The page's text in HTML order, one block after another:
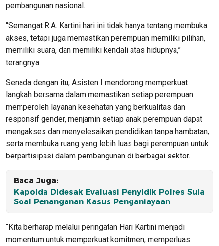
pembangunan nasional.
“Semangat R.A. Kartini hari ini tidak hanya tentang membuka
akses, tetapi juga memastikan perempuan memiliki pilihan,
memiliki suara, dan memiliki kendali atas hidupnya,”
terangnya.
Senada dengan itu, Asisten I mendorong memperkuat
langkah bersama dalam memastikan setiap perempuan
memperoleh layanan kesehatan yang berkualitas dan
responsif gender, menjamin setiap anak perempuan dapat
mengakses dan menyelesaikan pendidikan tanpa hambatan,
serta membuka ruang yang lebih luas bagi perempuan untuk
berpartisipasi dalam pembangunan di berbagai sektor.
Baca Juga:
Kapolda Didesak Evaluasi Penyidik Polres Sula
Soal Penanganan Kasus Penganiayaan
“Kita berharap melalui peringatan Hari Kartini menjadi
momentum untuk memperkuat komitmen, memperluas